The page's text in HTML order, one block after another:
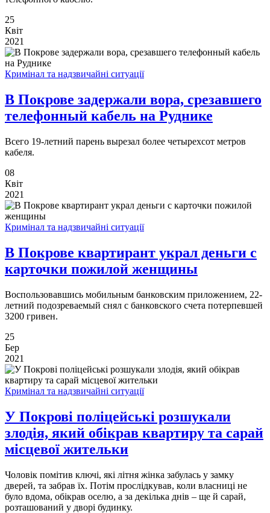
25
Квіт
2021
Кримінал та надзвичайні ситуації
В Покрове задержали вора, срезавшего
телефонный кабель на Руднике
Всего 19-летний парень вырезал более четырехсот метров
кабеля.
08
Квіт
2021
Кримінал та надзвичайні ситуації
В Покрове квартирант украл деньги с
карточки пожилой женщины
Воспользовавшись мобильным банковским приложением, 22-
летний подозреваемый снял с банковского счета потерпевшей
3200 гривен.
25
Бер
2021
Кримінал та надзвичайні ситуації
У Покрові поліцейські розшукали
злодія, який обікрав квартиру та сарай
місцевої жительки
Чоловік помітив ключі, які літня жінка забулась у замку
дверей, та забрав їх. Потім прослідкував, коли власниці не
було вдома, обікрав оселю, а за декілька днів – ще й сарай,
розташований у дворі будинку.